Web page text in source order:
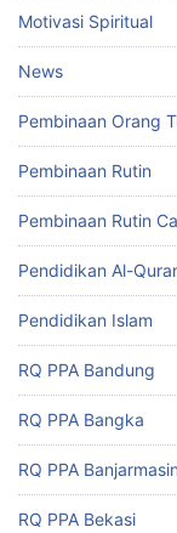
Motivasi Spiritual
News
Pembinaan Orang
Pembinaan Rutin
Pembinaan Rutin
Pendidikan Al-
Pendidikan Islam
RQ PPA Bandung
RQ PPA Bangka
RQ PPA Banjarmasin
RQ PPA Bekasi